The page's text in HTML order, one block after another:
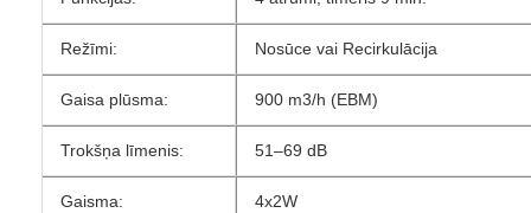
Režīmi: Nosūce vai Recirkulācija
Gaisa plūsma: 900 m3/h (EBM)
Trokšņa līmenis: 51–69 dB
Gaisma: 4x2W